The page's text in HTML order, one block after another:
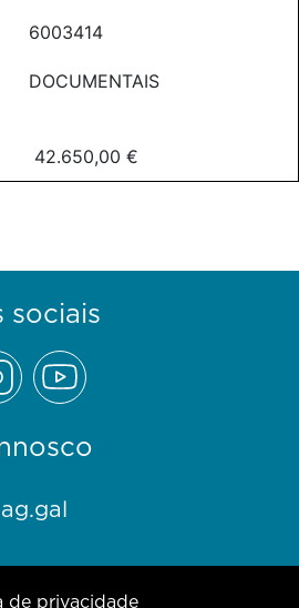
6003414
DOCUMENTAIS
42.650,00 €
sociais
de privacidade